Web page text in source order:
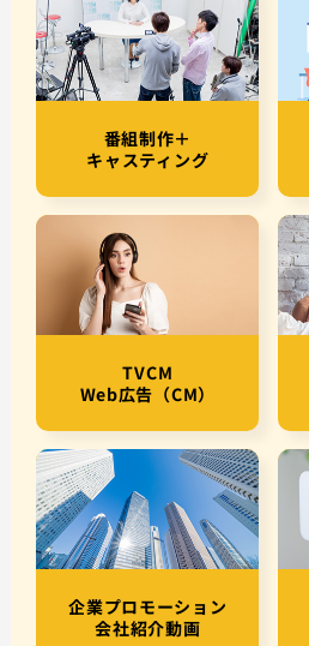
番組制作＋
キャスティング
TVCM
Web広告（CM）
企業プロモーション
会社紹介動画